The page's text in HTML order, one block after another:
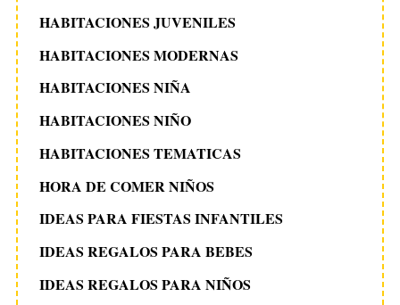
HABITACIONES JUVENILES
HABITACIONES MODERNAS
HABITACIONES NIÑA
HABITACIONES NIÑO
HABITACIONES TEMATICAS
HORA DE COMER NIÑOS
IDEAS PARA FIESTAS INFANTILES
IDEAS REGALOS PARA BEBES
IDEAS REGALOS PARA NIÑOS